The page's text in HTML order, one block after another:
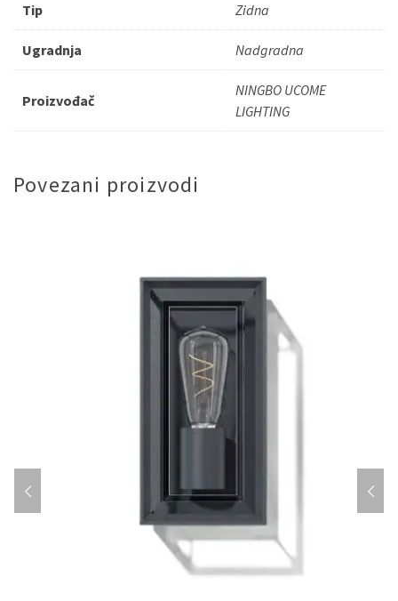
Tip Zidna
Ugradnja Nadgradna
Proizvođač
NINGBO UCOME
LIGHTING
Povezani proizvodi